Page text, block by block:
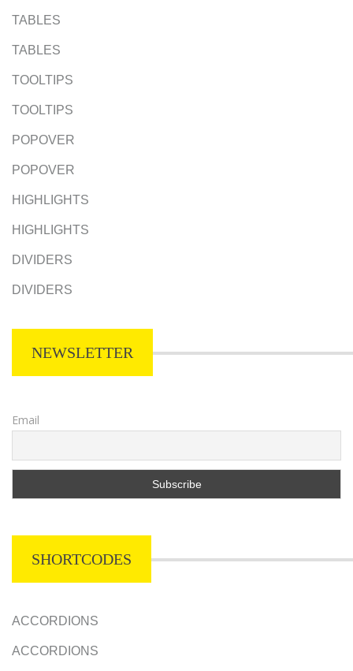
TABLES
TABLES
TOOLTIPS
TOOLTIPS
POPOVER
POPOVER
HIGHLIGHTS
HIGHLIGHTS
DIVIDERS
DIVIDERS
NEWSLETTER
Email
SHORTCODES
ACCORDIONS
ACCORDIONS